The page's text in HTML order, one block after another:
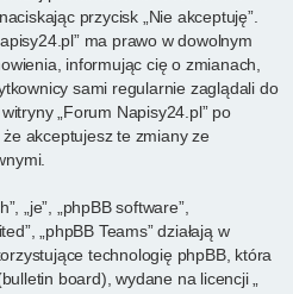
przycisk „Nie akceptuję”.
ma prawo w dowolnym
informując cię o zmianach,
sami regularnie zaglądali do
„Forum Napisy24.pl” po
akceptujesz te zmiany ze
„je”, „phpBB software”,
„phpBB Teams” działają w
technologię phpBB, która
board), wydane na licencji „